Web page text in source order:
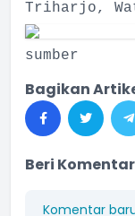
Triharjo,
sumber
Bagikan
Beri Komentar
Komentar